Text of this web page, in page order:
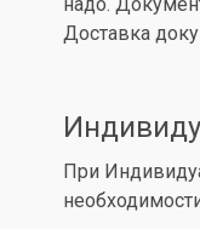
Доставка
При